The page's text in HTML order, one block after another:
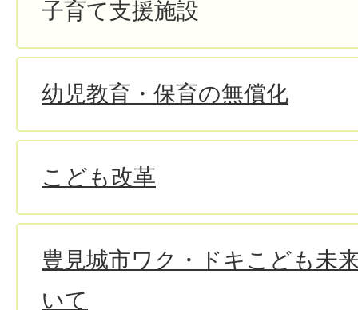
子育て支援施設
幼児教育・保育の無償化
こども改革
豊見城市ワク・ドキこども未
いて